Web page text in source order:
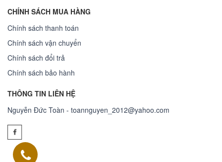
CHÍNH SÁCH MUA HÀNG
Chính sách thanh toán
Chính sách vận chuyển
Chính sách đổi trả
Chính sách bảo hành
THÔNG TIN LIÊN HỆ
Nguyễn Đức Toàn - toannguyen_2012@yahoo.com